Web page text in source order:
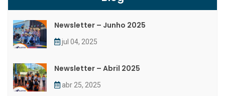
Newsletter – Junho 2025
jul 04, 2025
Newsletter – Abril 2025
abr 25, 2025